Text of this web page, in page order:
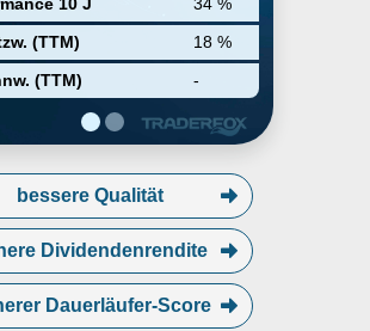
10 J
34 %
(TTM)
18 %
(TTM)
-
display capital equipment,
precision manufacturing, and
and defense, as well as
customers in life
and scientific research.
The company was founded by
Carl J. Johnson in 1971 and is
bessere Qualität
Dividendenrendite
Dauerläufer-Score